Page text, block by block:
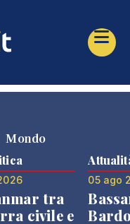
Mondo
tra
civile e
05 ago